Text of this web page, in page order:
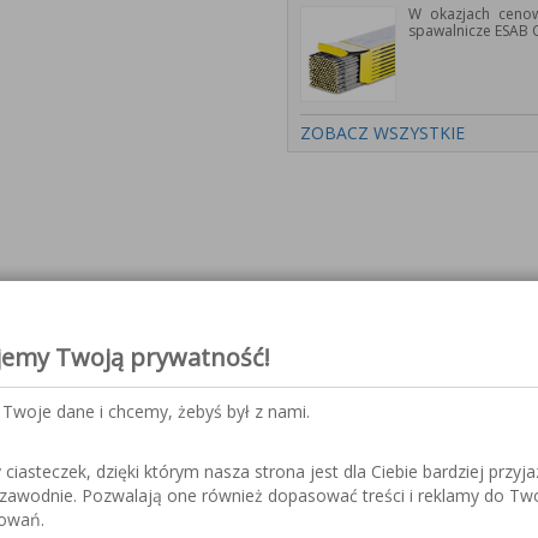
W okazjach
spawalnicze ESAB
ZOBACZ WSZYSTKIE
wybranych produktów
serii PYXAR
Twoją prywatność!
dane i chcemy, żebyś był z nami.
ciasteczek, dzięki którym nasza strona jest dla Ciebie bardziej
Pozwalają one również dopasować treści i reklamy do